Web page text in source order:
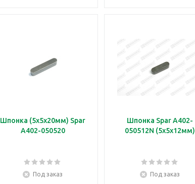
Шпонка (5х5х20мм) Spar
A402-050520
Под заказ
Шпонка Spar A402-
050512N (5х5х12мм)
Под заказ